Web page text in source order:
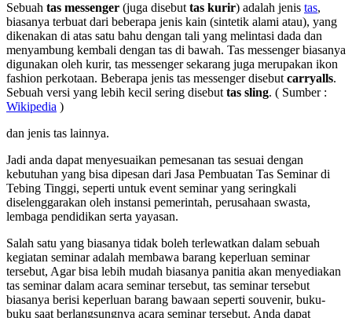
Sebuah tas messenger (juga disebut tas kurir) adalah jenis tas,
biasanya terbuat dari beberapa jenis kain (sintetik alami atau), yang
dikenakan di atas satu bahu dengan tali yang melintasi dada dan
menyambung kembali dengan tas di bawah. Tas messenger biasanya
digunakan oleh kurir, tas messenger sekarang juga merupakan ikon
fashion perkotaan. Beberapa jenis tas messenger disebut carryalls.
Sebuah versi yang lebih kecil sering disebut tas sling. ( Sumber :
Wikipedia )
dan jenis tas lainnya.
Jadi anda dapat menyesuaikan pemesanan tas sesuai dengan
kebutuhan yang bisa dipesan dari Jasa Pembuatan Tas Seminar di
Tebing Tinggi, seperti untuk event seminar yang seringkali
diselenggarakan oleh instansi pemerintah, perusahaan swasta,
lembaga pendidikan serta yayasan.
Salah satu yang biasanya tidak boleh terlewatkan dalam sebuah
kegiatan seminar adalah membawa barang keperluan seminar
tersebut, Agar bisa lebih mudah biasanya panitia akan menyediakan
tas seminar dalam acara seminar tersebut, tas seminar tersebut
biasanya berisi keperluan barang bawaan seperti souvenir, buku-
buku saat berlangsungnya acara seminar tersebut. Anda dapat